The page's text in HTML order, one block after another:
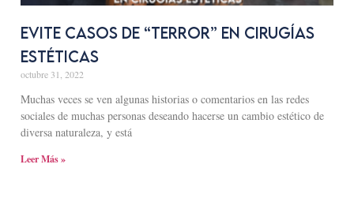
Evite casos de “TERROR” en cirugías
estéticas
octubre 31, 2022
Muchas veces se ven algunas historias o comentarios en las redes
sociales de muchas personas deseando hacerse un cambio estético de
diversa naturaleza, y está
Leer Más »